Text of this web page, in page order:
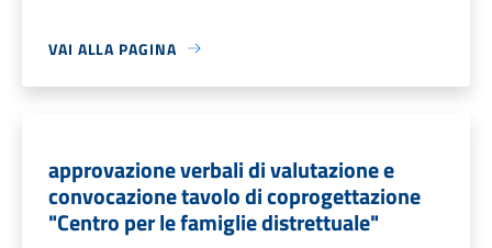
VAI ALLA PAGINA
approvazione verbali di valutazione e
convocazione tavolo di coprogettazione
"Centro per le famiglie distrettuale"